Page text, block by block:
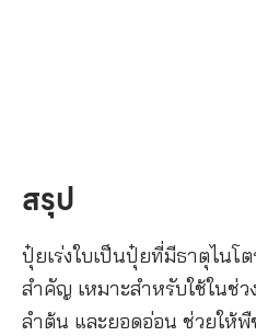
สรุป
ปุ๋ยเร่งใบเป็นปุ๋ยที่มีธาตุไนโ
สำคัญ เหมาะสำหรับใช้ในช่ว
ลำต้น และยอดอ่อน ช่วยให้พื